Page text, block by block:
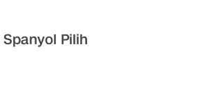
Pilih